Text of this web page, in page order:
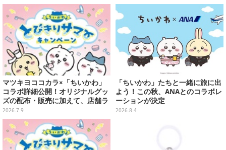
マツキヨココカラ×「ちいかわ」
コラボ詳細公開！オリジナルグッ
ズの配布・販売に加えて、店舗ラ
ッピングや”花火打ち上げ”まで盛
り沢山
2026.7.9
「ちいかわ」たちと一緒に旅に出
よう！この秋、ANAとのコラボレ
ーションが決定
2026.8.4